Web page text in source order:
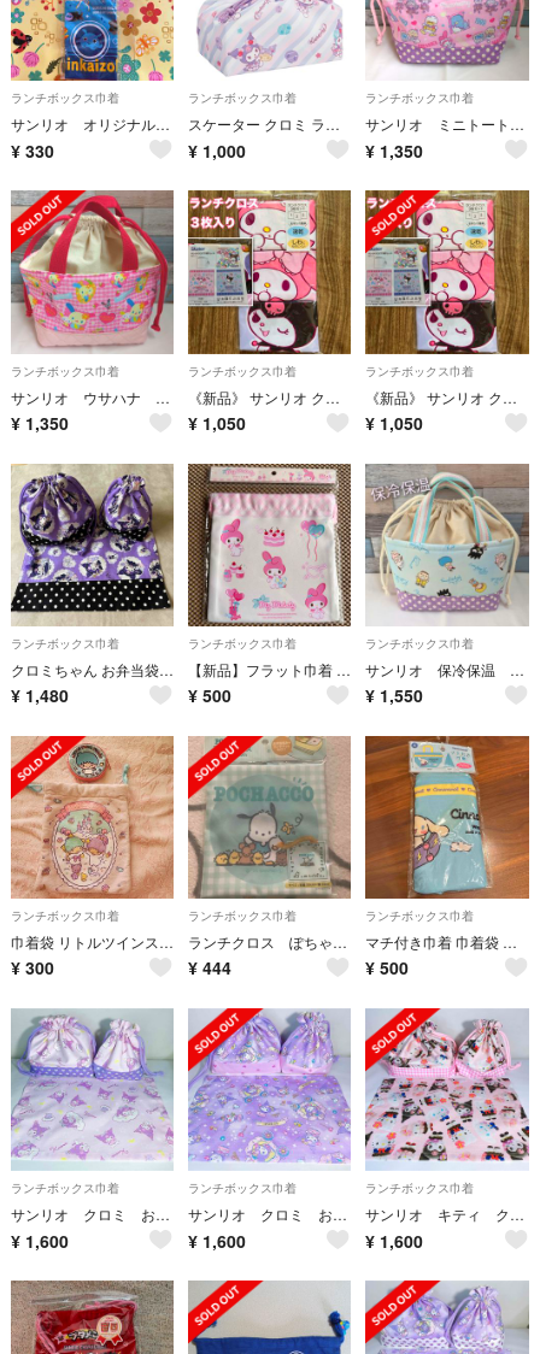
ランチボックス巾着
サンリオ オリジナル コップ ハブラシ入れ 袋 巾着袋 新品
¥ 330
ランチボックス巾着
スケーター クロミ ランチ巾着
¥ 1,000
ランチボックス巾着
サンリオ ミニトートバック お弁当袋 ハンドメイド
¥ 1,350
ランチボックス巾着
サンリオ ウサハナ ミニトートバック お弁当袋 ハンドメイド
¥ 1,350
ランチボックス巾着
《新品》 サンリオ クロミ マイメロ ランチクロス 3枚
¥ 1,050
ランチボックス巾着
《新品》 サンリオ クロミ マイメロ ランチクロス 3枚
¥ 1,050
ランチボックス巾着
クロミちゃん お弁当袋 コップ袋 ランチマットセット レース柄
¥ 1,480
ランチボックス巾着
【新品】フラット巾着 マイメロ
¥ 500
ランチボックス巾着
サンリオ 保冷保温 ミニトートバック 巾着トート お弁当袋 ハンドメイド
¥ 1,550
ランチボックス巾着
巾着袋 リトルツインスターズ サンリオ 小物入れ
¥ 300
ランチボックス巾着
ランチクロス ぽちゃっこ
¥ 444
ランチボックス巾着
マチ付き巾着 巾着袋 シナモロール サンリオ ケイカンパニー かわいい 小物入れ
¥ 500
ランチボックス巾着
サンリオ クロミ お弁当袋 コップ袋 ランチョンマット
¥ 1,600
ランチボックス巾着
サンリオ クロミ お弁当袋 コップ袋 ランチョンマット
¥ 1,600
ランチボックス巾着
サンリオ キティ クロミ マイメロ ギャル お弁当袋 コップ袋 ランチョンマット
¥ 1,600